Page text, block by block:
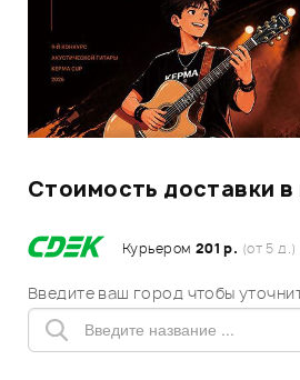
Стоимость доставки в
Курьером 201 р. (от 5 д.)
Введите ваш город чтобы